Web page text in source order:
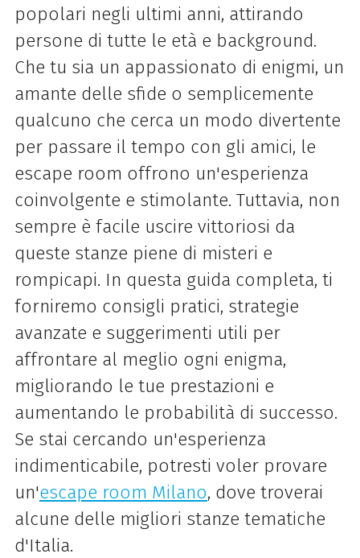
popolari negli ultimi anni, attirando
persone di tutte le età e background.
Che tu sia un appassionato di enigmi, un
amante delle sfide o semplicemente
qualcuno che cerca un modo divertente
per passare il tempo con gli amici, le
escape room offrono un'esperienza
coinvolgente e stimolante. Tuttavia, non
sempre è facile uscire vittoriosi da
queste stanze piene di misteri e
rompicapi. In questa guida completa, ti
forniremo consigli pratici, strategie
avanzate e suggerimenti utili per
affrontare al meglio ogni enigma,
migliorando le tue prestazioni e
aumentando le probabilità di successo.
Se stai cercando un'esperienza
indimenticabile, potresti voler provare
un'escape room Milano, dove troverai
alcune delle migliori stanze tematiche
d'Italia.